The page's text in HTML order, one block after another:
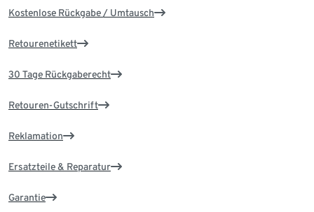
Kostenlose Rückgabe / Umtausch
Retourenetikett
30 Tage Rückgaberecht
Retouren-Gutschrift
Reklamation
Ersatzteile & Reparatur
Garantie